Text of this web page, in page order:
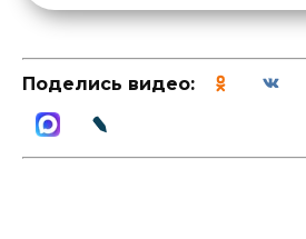
Поделись видео: